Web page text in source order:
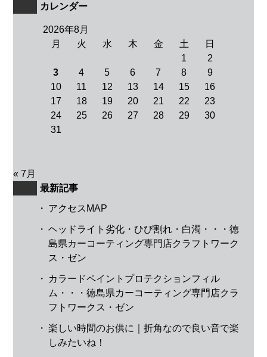
カレンダー
2026年8月
月
火 水 木 金 土
日
1
2
3
4 5 6 7 8
9
10
11 12 13 14 15
16
17
18 19 20 21 22
23
24
25 26 27 28 29
30
31
« 7月
最新記事
・ アクセスMAP
・ ヘッドライト劣化・ひび割れ・白濁・・・徳
島県カーコーティング専門店クラフトワーク
ス・ゼン
・
カラードペイントプロテクションフィル
ム・・・徳島県カーコーティング専門店クラ
フトワークス・ゼン
・ 楽しい時間のお供に｜折角なので良い音で楽
しみたいね！